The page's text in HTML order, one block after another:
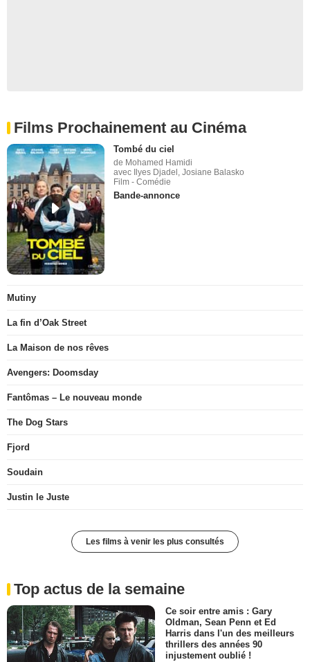
Films Prochainement au Cinéma
Tombé du ciel
de Mohamed Hamidi
avec Ilyes Djadel, Josiane Balasko
Film - Comédie
Bande-annonce
Mutiny
La fin d’Oak Street
La Maison de nos rêves
Avengers: Doomsday
Fantômas – Le nouveau monde
The Dog Stars
Fjord
Soudain
Justin le Juste
Les films à venir les plus consultés
Top actus de la semaine
Ce soir entre amis : Gary
Oldman, Sean Penn et Ed
Harris dans l'un des meilleurs
thrillers des années 90
injustement oublié !